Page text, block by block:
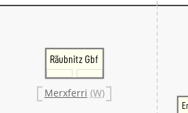
Räubnitz Gbf
Merxferri (W)